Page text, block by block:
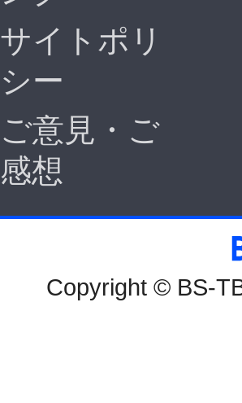
Copyright © BS-
サイトポリ
シー
ご意見・ご
感想